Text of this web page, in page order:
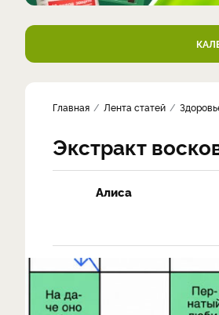
Главная Лента статей
Экстракт
Алиса